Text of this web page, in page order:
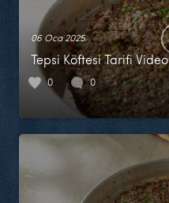
06 Oca 2025
Tepsi Köftesi Tarifi Video
0 0